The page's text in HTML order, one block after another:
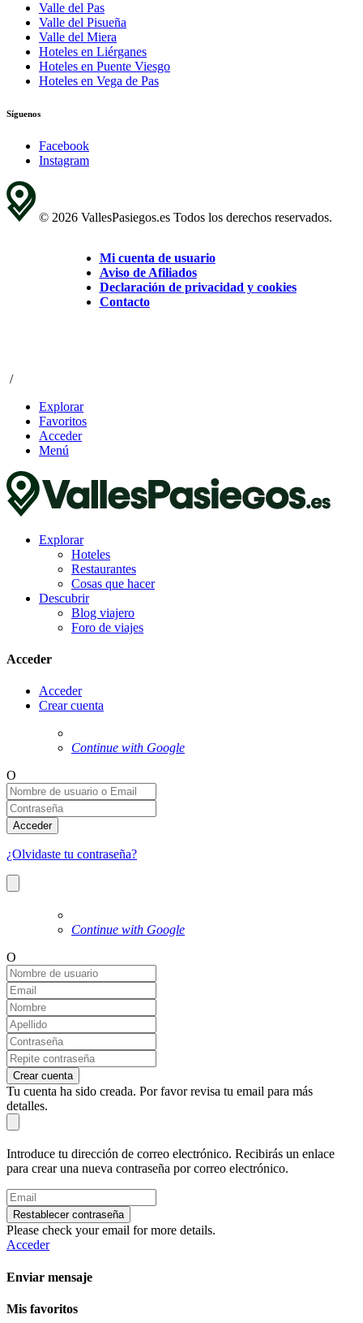
Valle del Pas
Valle del Pisueña
Valle del Miera
Hoteles en Liérganes
Hoteles en Puente Viesgo
Hoteles en Vega de Pas
Síguenos
Facebook
Instagram
© 2026 VallesPasiegos.es Todos los derechos reservados.
Mi cuenta de usuario
Aviso de Afiliados
Declaración de privacidad y cookies
Contacto
/
Explorar
Favoritos
Acceder
Menú
Explorar
Hoteles
Restaurantes
Cosas que hacer
Descubrir
Blog viajero
Foro de viajes
Acceder
Acceder
Crear cuenta
Continue with Google
O
Acceder
¿Olvidaste tu contraseña?
Continue with Google
O
Crear cuenta
Tu cuenta ha sido creada. Por favor revisa tu email para más
detalles.
Introduce tu dirección de correo electrónico. Recibirás un enlace
para crear una nueva contraseña por correo electrónico.
Restablecer contraseña
Please check your email for more details.
Acceder
Enviar mensaje
Mis favoritos